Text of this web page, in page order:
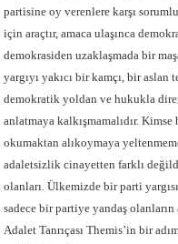
partisine oy verenlere karşı
için araçtır, amaca ulaşınca
demokrasiden uzaklaşmada bir
yargıyı yakıcı bir kamçı, bir
demokratik yoldan ve hukukla
anlatmaya kalkışmamalıdır.
okumaktan alıkoymaya
adaletsizlik cinayetten farklı
olanları. Ülkemizde bir parti
sadece bir partiye yandaş
Adalet Tanrıçası Themis’in bir